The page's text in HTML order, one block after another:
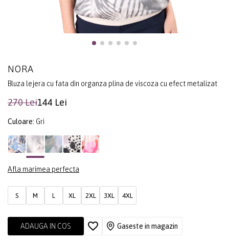
NORA
Bluza lejera cu fata din organza plina de viscoza cu efect metalizat
270 Lei144 Lei
Culoare: Gri
Afla marimea perfecta
S M L XL 2XL 3XL 4XL
ADAUGA IN COS Gaseste in magazin